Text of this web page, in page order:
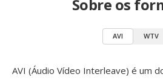
Sobre os
AVI WTV
AVI (Áudio Vídeo Interleave) é um